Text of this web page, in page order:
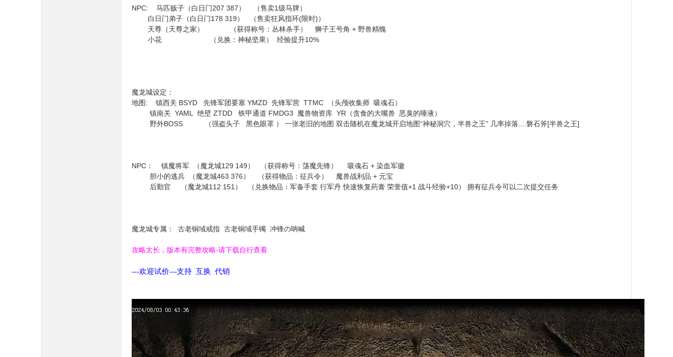
NPC: 马匹贩子（白日门207 387） （售卖1级马牌）
白日门弟子（白日门178 319） （售卖狂风指环(限时)）
天尊（天尊之家） （获得称号：丛林杀手） 狮子王号角 + 野兽精魄
小花 （兑换：神秘坚果） 经验提升10%
魔龙城设定：
地图: 镇西关 BSYD 先锋军团要塞 YMZD 先锋军营 TTMC （头颅收集师 吸魂石）
镇南关 YAML 绝壁 ZTDD 铁甲通道 FMDG3 魔兽物资库 YR（贪食的大嘴兽 恶臭的唾液）
野外BOSS （强盗头子 黑色眼罩 ） 一张老旧的地图 双击随机在魔龙城开启地图“神秘洞穴，半兽之王” 几率掉落....磐石斧[半兽之王]
NPC： 镇魔将军 （魔龙城129 149） （获得称号：荡魔先锋） 吸魂石 + 染血军徽
胆小的逃兵 （魔龙城463 376） （获得物品：征兵令） 魔兽战利品 + 元宝
后勤官 （魔龙城112 151） （兑换物品：军备手套 行军丹 快速恢复药膏 荣誉值+1 战斗经验+10） 拥有征兵令可以二次提交任务
魔龙城专属： 古老铜域戒指 古老铜域手镯 冲锋の呐喊
攻略太长，版本有完整攻略-请下载自行查看
---欢迎试价---支持 互换 代销